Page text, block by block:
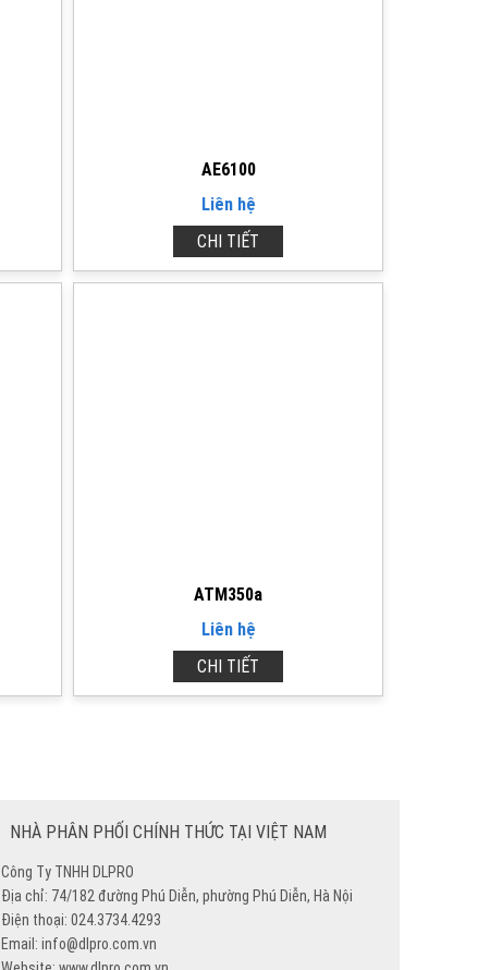
AE6100
Liên hệ
CHI TIẾT
ATM350a
Liên hệ
CHI TIẾT
NHÀ PHÂN PHỐI CHÍNH THỨC TẠI VIỆT NAM
Công Ty TNHH DLPRO
Địa chỉ: 74/182 đường Phú Diễn, phường Phú Diễn, Hà Nội
Điện thoại: 024.3734.4293
Email: info@dlpro.com.vn